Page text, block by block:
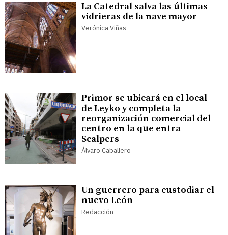
La Catedral salva las últimas
vidrieras de la nave mayor
Verónica Viñas
Primor se ubicará en el local
de Leyko y completa la
reorganización comercial del
centro en la que entra
Scalpers
Álvaro Caballero
Un guerrero para custodiar el
nuevo León
Redacción